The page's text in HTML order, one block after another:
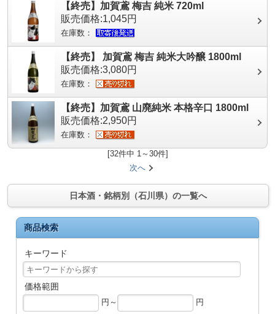
【終売】加賀鳶 梅吉 純米 720ml
販売価格:1,045円
在庫数：
【終売】 加賀鳶 梅吉 純米大吟醸 1800ml
販売価格:3,080円
在庫数：
【終売】加賀鳶 山廃純米 本格辛口 1800ml
販売価格:2,950円
在庫数：
[32件中 1～30件]
次へ
日本酒・銘柄別（石川県）の一覧へ
商品検索
キーワード
価格範囲
円～
円